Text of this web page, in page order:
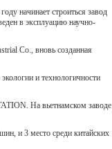
начинает строиться завод
в эксплуацию научно-
Co., вновь созданная
и технологичности
На вьетнамском заводе
и 3 место среди китайских